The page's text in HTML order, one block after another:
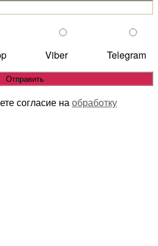
Viber Telegram
согласие наобработку